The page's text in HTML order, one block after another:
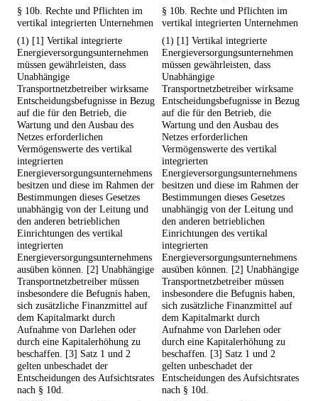
§ 10b. Rechte und Pflichten im
vertikal integrierten Unternehmen
§ 10b. Rechte und Pflichten im
vertikal integrierten Unternehmen
(1) [1] Vertikal integrierte
Energieversorgungsunternehmen
müssen gewährleisten, dass
Unabhängige
Transportnetzbetreiber wirksame
Entscheidungsbefugnisse in Bezug
auf die für den Betrieb, die
Wartung und den Ausbau des
Netzes erforderlichen
Vermögenswerte des vertikal
integrierten
Energieversorgungsunternehmens
besitzen und diese im Rahmen der
Bestimmungen dieses Gesetzes
unabhängig von der Leitung und
den anderen betrieblichen
Einrichtungen des vertikal
integrierten
Energieversorgungsunternehmens
ausüben können. [2] Unabhängige
Transportnetzbetreiber müssen
insbesondere die Befugnis haben,
sich zusätzliche Finanzmittel auf
dem Kapitalmarkt durch
Aufnahme von Darlehen oder
durch eine Kapitalerhöhung zu
beschaffen. [3] Satz 1 und 2
gelten unbeschadet der
Entscheidungen des Aufsichtsrates
nach § 10d.
(1) [1] Vertikal integrierte
Energieversorgungsunternehmen
müssen gewährleisten, dass
Unabhängige
Transportnetzbetreiber wirksame
Entscheidungsbefugnisse in Bezug
auf die für den Betrieb, die
Wartung und den Ausbau des
Netzes erforderlichen
Vermögenswerte des vertikal
integrierten
Energieversorgungsunternehmens
besitzen und diese im Rahmen der
Bestimmungen dieses Gesetzes
unabhängig von der Leitung und
den anderen betrieblichen
Einrichtungen des vertikal
integrierten
Energieversorgungsunternehmens
ausüben können. [2] Unabhängige
Transportnetzbetreiber müssen
insbesondere die Befugnis haben,
sich zusätzliche Finanzmittel auf
dem Kapitalmarkt durch
Aufnahme von Darlehen oder
durch eine Kapitalerhöhung zu
beschaffen. [3] Satz 1 und 2
gelten unbeschadet der
Entscheidungen des Aufsichtsrates
nach § 10d.